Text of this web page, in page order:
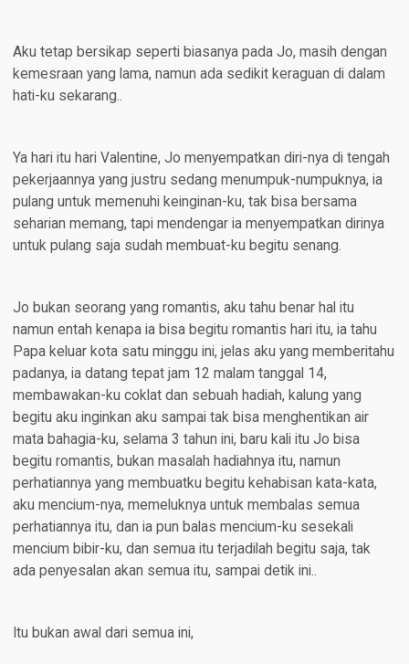
Aku tetap bersikap seperti biasanya pada Jo, masih dengan
kemesraan yang lama, namun ada sedikit keraguan di dalam
hati-ku sekarang..
Ya hari itu hari Valentine, Jo menyempatkan diri-nya di tengah
pekerjaannya yang justru sedang menumpuk-numpuknya, ia
pulang untuk memenuhi keinginan-ku, tak bisa bersama
seharian memang, tapi mendengar ia menyempatkan dirinya
untuk pulang saja sudah membuat-ku begitu senang.
Jo bukan seorang yang romantis, aku tahu benar hal itu
namun entah kenapa ia bisa begitu romantis hari itu, ia tahu
Papa keluar kota satu minggu ini, jelas aku yang memberitahu
padanya, ia datang tepat jam 12 malam tanggal 14,
membawakan-ku coklat dan sebuah hadiah, kalung yang
begitu aku inginkan aku sampai tak bisa menghentikan air
mata bahagia-ku, selama 3 tahun ini, baru kali itu Jo bisa
begitu romantis, bukan masalah hadiahnya itu, namun
perhatiannya yang membuatku begitu kehabisan kata-kata,
aku mencium-nya, memeluknya untuk membalas semua
perhatiannya itu, dan ia pun balas mencium-ku sesekali
mencium bibir-ku, dan semua itu terjadilah begitu saja, tak
ada penyesalan akan semua itu, sampai detik ini..
Itu bukan awal dari semua ini,